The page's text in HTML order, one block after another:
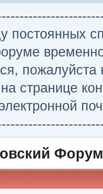
постоянных
странице
Форум